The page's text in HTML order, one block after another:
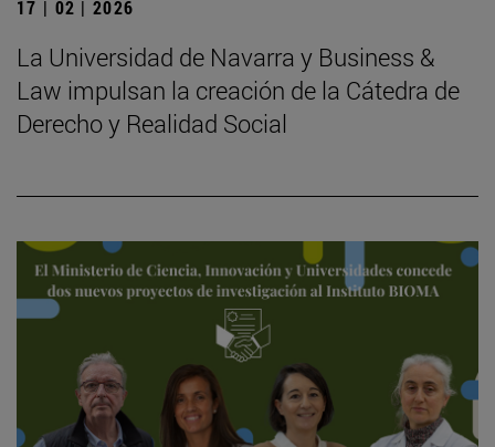
17 | 02 | 2026
La Universidad de Navarra y Business &
Law impulsan la creación de la Cátedra de
Derecho y Realidad Social